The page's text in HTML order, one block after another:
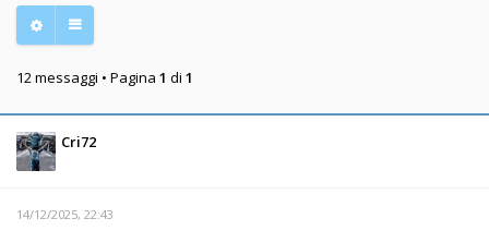
12 messaggi • Pagina 1 di 1
Cri72
14/12/2025, 22:43